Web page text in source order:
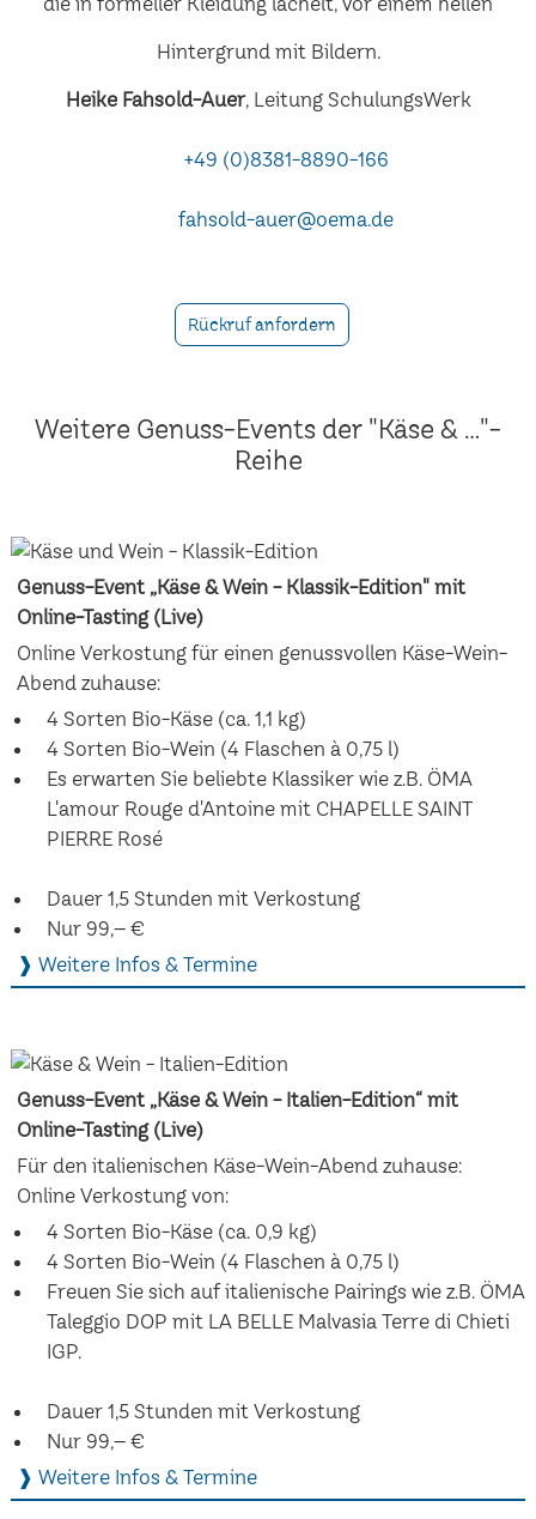
Heike Fahsold-Auer, Leitung SchulungsWerk
+49 (0)8381-8890-166
fahsold-auer@oema.de
Rückruf anfordern
Weitere Genuss-Events der "Käse & ..."-
Reihe
Genuss-Event „Käse & Wein - Klassik-Edition" mit
Online-Tasting (Live)
Online Verkostung für einen genussvollen Käse-Wein-
Abend zuhause:
4 Sorten Bio-Käse (ca. 1,1 kg)
4 Sorten Bio-Wein (4 Flaschen à 0,75 l)
Es erwarten Sie beliebte Klassiker wie z.B. ÖMA
L'amour Rouge d'Antoine mit CHAPELLE SAINT
PIERRE Rosé
Dauer 1,5 Stunden mit Verkostung
Nur 99,– €
❱ Weitere Infos & Termine
Genuss-Event „Käse & Wein - Italien-Edition“ mit
Online-Tasting (Live)
Für den italienischen Käse-Wein-Abend zuhause:
Online Verkostung von:
4 Sorten Bio-Käse (ca. 0,9 kg)
4 Sorten Bio-Wein (4 Flaschen à 0,75 l)
Freuen Sie sich auf italienische Pairings wie z.B. ÖMA
Taleggio DOP mit LA BELLE Malvasia Terre di Chieti
IGP.
Dauer 1,5 Stunden mit Verkostung
Nur 99,– €
❱ Weitere Infos & Termine